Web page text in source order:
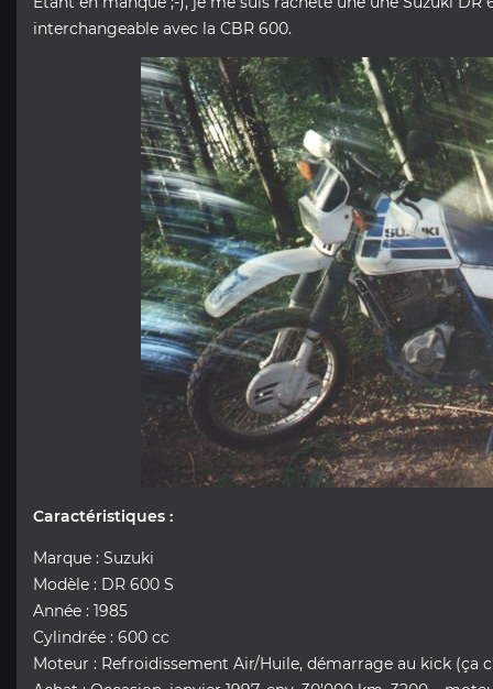
interchangeable avec la CBR 600.
Caractéristiques :
Marque : Suzuki
Modèle : DR 600 S
Année : 1985
Cylindrée : 600 cc
Moteur : Refroidissement Air/Huile, démarrage au kick (ça